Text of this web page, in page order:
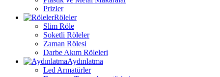
Prizler
Röleler
Slim Röle
Soketli Röleler
Zaman Rölesi
Darbe Akım Röleleri
Aydınlatma
Led Armatürler